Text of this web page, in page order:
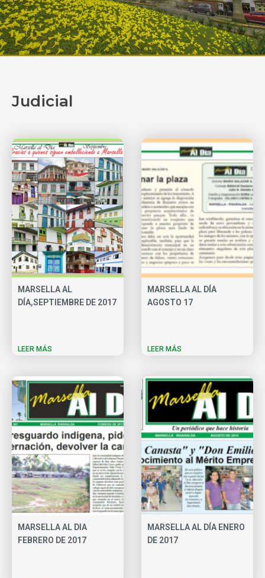
Judicial
MARSELLA AL
DÍA,SEPTIEMBRE DE 2017
LEER MÁS
MARSELLA AL DÍA
AGOSTO 17
LEER MÁS
MARSELLA AL DIA
FEBRERO DE 2017
MARSELLA AL DÍA ENERO
DE 2017